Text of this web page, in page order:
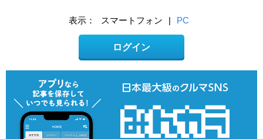
表示： スマートフォン | PC
ログイン